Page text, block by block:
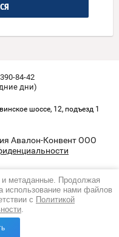
метаданные. Продолжая
использование нами файлов
с Политикой
.
84-42
дни)
шоссе, 12, подъезд 1
Авалон-Конвент ООО